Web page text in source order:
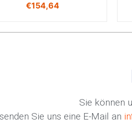
€154,64
Sie können
senden Sie uns eine E-Mail an